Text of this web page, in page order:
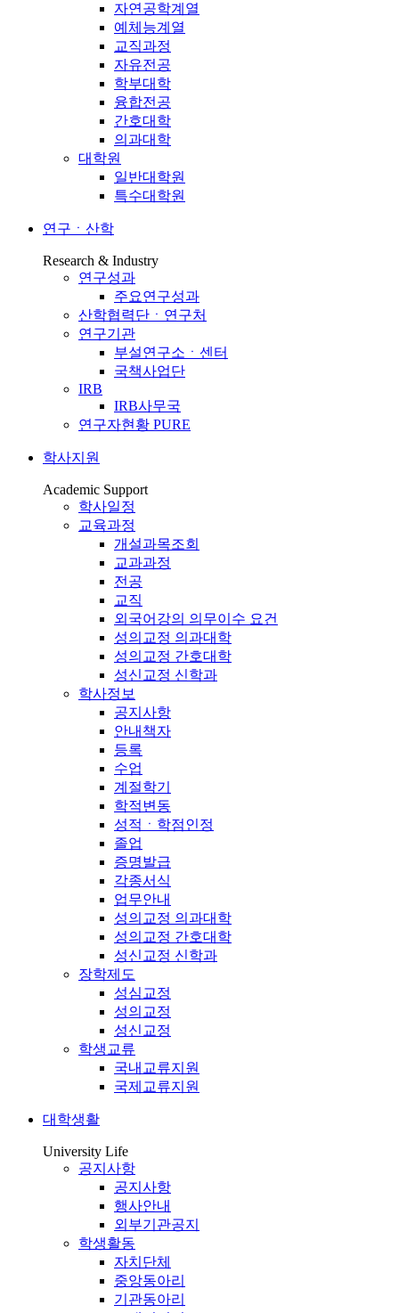
자연공학계열
예체능계열
교직과정
자유전공
학부대학
융합전공
간호대학
의과대학
대학원
일반대학원
특수대학원
연구ㆍ산학
Research & Industry
연구성과
주요연구성과
산학협력단ㆍ연구처
연구기관
부설연구소ㆍ센터
국책사업단
IRB
IRB사무국
연구자현황 PURE
학사지원
Academic Support
학사일정
교육과정
개설과목조회
교과과정
전공
교직
외국어강의 의무이수 요건
성의교정 의과대학
성의교정 간호대학
성신교정 신학과
학사정보
공지사항
안내책자
등록
수업
계절학기
학적변동
성적ㆍ학점인정
졸업
증명발급
각종서식
업무안내
성의교정 의과대학
성의교정 간호대학
성신교정 신학과
장학제도
성심교정
성의교정
성신교정
학생교류
국내교류지원
국제교류지원
대학생활
University Life
공지사항
공지사항
행사안내
외부기관공지
학생활동
자치단체
중앙동아리
기관동아리